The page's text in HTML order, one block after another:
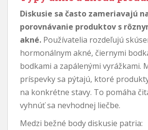
Diskusie sa často zameriavajú
porovnávanie produktov s
akné. Používatelia rozdeľujú
hormonálnym akné, čiernymi
bodkami a zapálenými vyrážkami.
príspevky sa pýtajú, ktoré
na konkrétne stavy. To pomáha
vyhnúť sa nevhodnej liečbe.
Medzi bežné body diskusie patria: